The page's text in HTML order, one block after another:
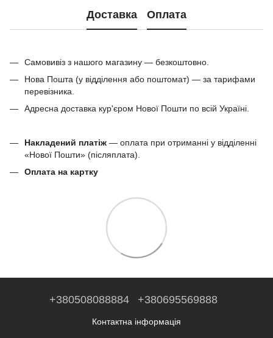
Доставка Оплата
Самовивіз з нашого магазину — безкоштовно.
Нова Пошта (у відділення або поштомат) — за тарифами
перевізника.
Адресна доставка кур'єром Нової Пошти по всій Україні.
Накладений платіж — оплата при отриманні у відділенні
«Нової Пошти» (післяплата).
Оплата на картку
+380508088884 +380695569888
Контактна інформація